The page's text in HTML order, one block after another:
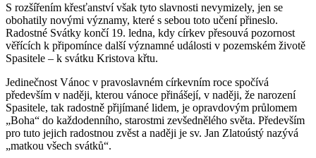
S rozšířením křesťanství však tyto slavnosti nevymizely, jen se
obohatily novými významy, které s sebou toto učení přineslo.
Radostné Svátky končí 19. ledna, kdy církev přesouvá pozornost
věřících k připomínce další významné události v pozemském životě
Spasitele – k svátku Kristova křtu.
Jedinečnost Vánoc v pravoslavném církevním roce spočívá
především v naději, kterou vánoce přinášejí, v naději, že narození
Spasitele, tak radostně přijímané lidem, je opravdovým průlomem
„Boha“ do každodenního, starostmi zevšednělého světa. Především
pro tuto jejich radostnou zvěst a naději je sv. Jan Zlatoústý nazývá
„matkou všech svátků“.